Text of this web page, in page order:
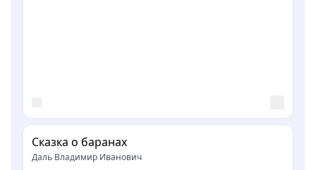
Сказка о баранах
Даль Владимир Иванович